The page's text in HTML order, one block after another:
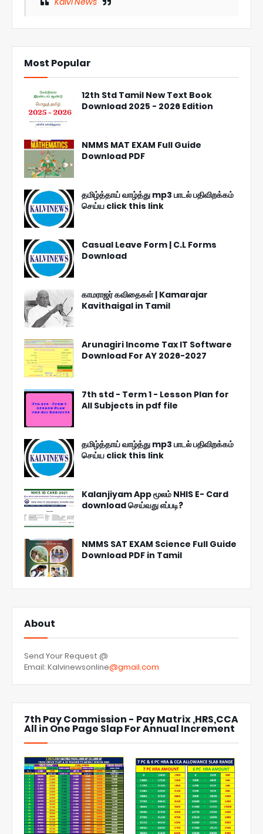
Most Popular
12th Std Tamil New Text Book
Download 2025 - 2026 Edition
NMMS MAT EXAM Full Guide
Download PDF
தமிழ்த்தாய் வாழ்த்து mp3 பாடல் பதிவிறக்கம்
செய்ய click this link
Casual Leave Form | C.L Forms
Download
காமராஜர் கவிதைகள் | Kamarajar
Kavithaigal in Tamil
Arunagiri Income Tax IT Software
Download For AY 2026-2027
7th std - Term 1 - Lesson Plan for
All Subjects in pdf file
தமிழ்த்தாய் வாழ்த்து mp3 பாடல் பதிவிறக்கம்
செய்ய click this link
Kalanjiyam App மூலம் NHIS E- Card
download செய்வது எப்படி?
NMMS SAT EXAM Science Full Guide
Download PDF in Tamil
About
Send Your Request @
Email: Kalvinewsonline@gmail.com
7th Pay Commission - Pay Matrix ,HRS,CCA
All in One Page Slap For Annual Increment